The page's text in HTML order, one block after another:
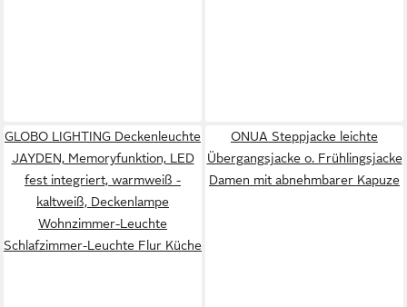
GLOBO LIGHTING Deckenleuchte
JAYDEN, Memoryfunktion, LED
fest integriert, warmweiß -
kaltweiß, Deckenlampe
Wohnzimmer-Leuchte
Schlafzimmer-Leuchte Flur Küche
ONUA Steppjacke leichte
Übergangsjacke o. Frühlingsjacke
Damen mit abnehmbarer Kapuze